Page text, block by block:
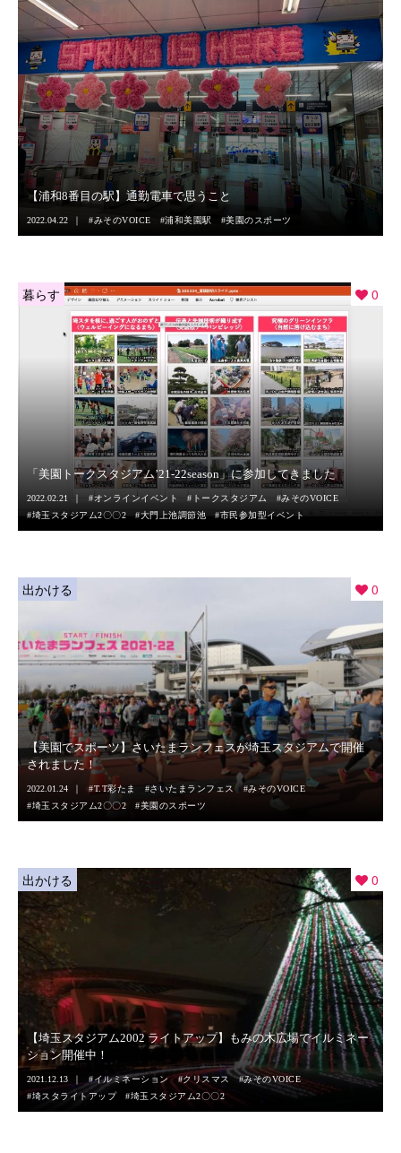
【浦和8番目の駅】通勤電車で思うこと
2022.04.22 みそのVOICE 浦和美園駅 美園のスポーツ
暮らす 0
「美園トークスタジアム’21-22season」に参加してきました
2022.02.21 オンラインイベント トークスタジアム
みそのVOICE
埼玉スタジアム2〇〇2
大門上池調節池 市民参加型イベント
出かける 0
【美園でスポーツ】さいたまランフェスが埼玉スタジアムで開催
されました！
2022.01.24 T.T彩たま さいたまランフェス
みそのVOICE
埼玉スタジアム2〇〇2
美園のスポーツ
出かける 0
【埼玉スタジアム2002 ライトアップ】もみの木広場でイルミネー
ション開催中！
2021.12.13 イルミネーション クリスマス
みそのVOICE
埼スタライトアップ
埼玉スタジアム2〇〇2